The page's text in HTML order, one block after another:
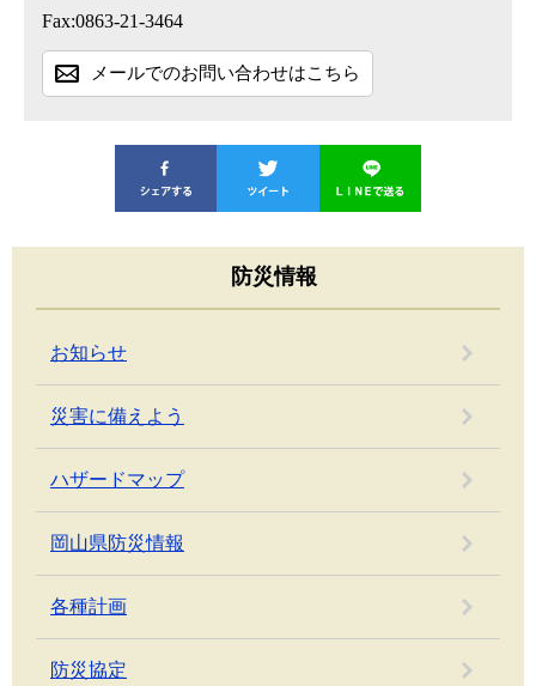
Fax:0863-21-3464
メールでのお問い合わせはこちら
防災情報
お知らせ
災害に備えよう
ハザードマップ
岡山県防災情報
各種計画
防災協定